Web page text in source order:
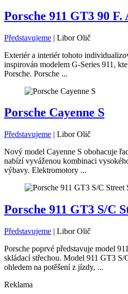
Porsche 911 GT3 90 F.
Představujeme | Libor Olič
Exteriér a interiér tohoto
inspirován modelem G-Series 911,
Porsche. Porsche ...
Porsche Cayenne S
Představujeme | Libor Olič
Nový model Cayenne S obohacuje
nabízí vyváženou kombinaci
výbavy. Elektromotory ...
Porsche 911 GT3 S/C
Představujeme | Libor Olič
Porsche poprvé představuje model
skládací střechou. Model 911 GT3 S/
ohledem na potěšení z jízdy, ...
Reklama